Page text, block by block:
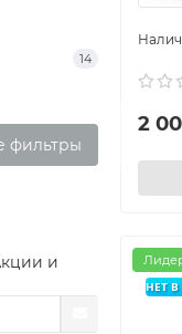
14
фильтры
и
2
НЕТ